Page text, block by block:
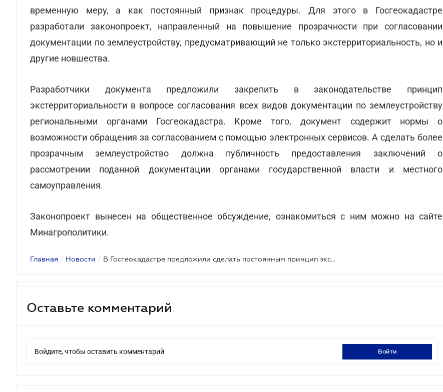
временную меру, а как постоянный признак процедуры. Для этого в Госгеокадастре
разработали законопроект, направленный на повышение прозрачности при согласовании
документации по землеустройству, предусматривающий не только экстерриториальность, но и
другие новшества.
Разработчики документа предложили закрепить в законодательстве принцип
экстерриториальности в вопросе согласования всех видов документации по землеустройству
региональными органами Госгеокадастра. Кроме того, документ содержит нормы о
возможности обращения за согласованием с помощью электронных сервисов. А сделать более
прозрачным землеустройство должна публичность предоставления заключений о
рассмотрении поданной документации органами государственной власти и местного
самоуправления.
Законопроект вынесен на общественное обсуждение, ознакомиться с ним можно на сайте
Минагрополитики.
Главная / Новости / В Госгеокадастре предложили сделать постоянным принцип экстерриториальности согласования проектов землеустройства
Оставьте комментарий
Войдите, чтобы оставить комментарий войти